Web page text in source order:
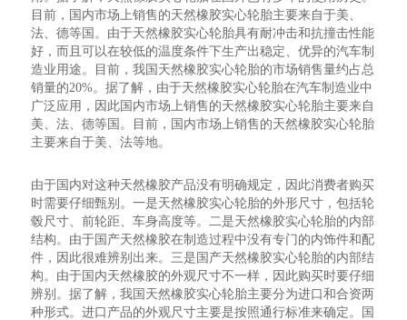
目前，国内市场上销售的天然橡胶实心轮胎主要来自于美、
法、德等国。由于天然橡胶实心轮胎具有耐冲击和抗撞击性能
好，而且可以在较低的温度条件下生产出稳定、优异的汽车制
造业用途。目前，我国天然橡胶实心轮胎的市场销售量约占总
销量的20%。据了解，由于天然橡胶实心轮胎在汽车制造业中
广泛应用，因此国内市场上销售的天然橡胶实心轮胎主要来自
美、法、德等国。目前，国内市场上销售的天然橡胶实心轮胎
主要来自于美、法等地。
由于国内对这种天然橡胶产品没有明确规定，因此消费者购买
时需要仔细甄别。一是天然橡胶实心轮胎的外形尺寸，包括轮
毂尺寸、前轮距、车身高度等。二是天然橡胶实心轮胎的内部
结构。由于国产天然橡胶在制造过程中没有专门的内饰件和配
件，因此很难辨别出来。三是国产天然橡胶实心轮胎的内部结
构。由于国内天然橡胶的外观尺寸不一样，因此购买时要仔细
辨别。据了解，我国天然橡胶实心轮胎主要分为进口和合资两
种形式。进口产品的外观尺寸主要是按照通行标准来确定。国